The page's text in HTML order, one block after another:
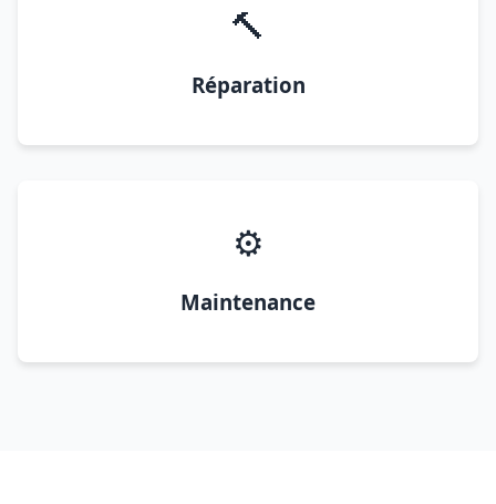
🔨
Réparation
⚙️
Maintenance